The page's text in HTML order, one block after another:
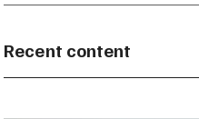
Recent content